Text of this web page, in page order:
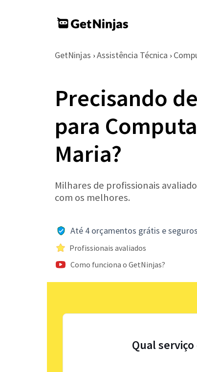
GetNinjas › Assistência Técnica ›
Precisando
para
Maria?
Milhares de profissionais
com os melhores.
Até 4 orçamentos grátis e seguros
Profissionais avaliados
Como funciona o GetNinjas?
Qual